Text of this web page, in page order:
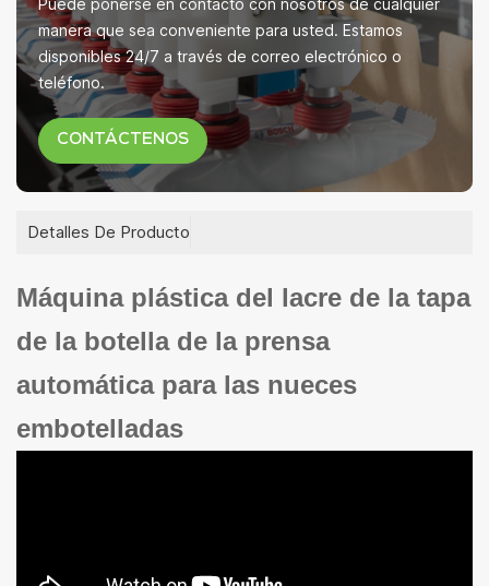
manera que sea conveniente para usted. Estamos
disponibles 24/7 a través de correo electrónico o
teléfono.
CONTÁCTENOS
Detalles De Producto
Máquina plástica del lacre de la tapa
de la botella de la prensa
automática para las nueces
embotelladas